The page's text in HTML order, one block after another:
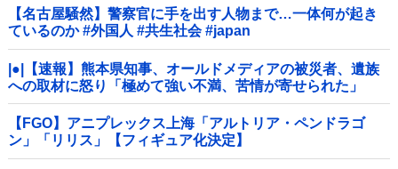
【名古屋騒然】警察官に手を出す人物まで…一体何が起き
ているのか #外国人 #共生社会 #japan
|●|【速報】熊本県知事、オールドメディアの被災者、遺族
への取材に怒り「極めて強い不満、苦情が寄せられた」
【FGO】アニプレックス上海「アルトリア・ペンドラゴ
ン」「リリス」【フィギュア化決定】